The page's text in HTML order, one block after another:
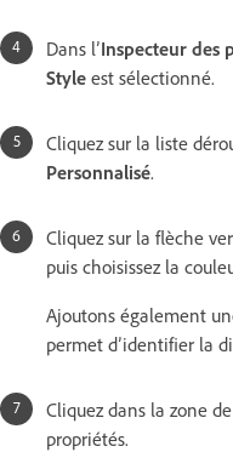
Dans l’Inspecteur des
Style est sélectionné.
Cliquez sur la liste
Personnalisé.
Cliquez sur la flèche
puis choisissez la
Ajoutons également
permet d’identifier la
Cliquez dans la zone
propriétés.